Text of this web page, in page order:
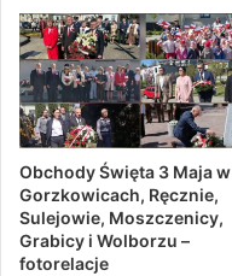
Obchody Święta 3 Maja w
Gorzkowicach, Ręcznie,
Sulejowie, Moszczenicy,
Grabicy i Wolborzu –
fotorelacje